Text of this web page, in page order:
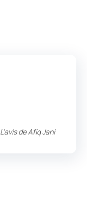
L'avis deAfiq Jani